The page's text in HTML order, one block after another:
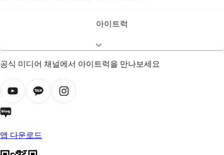
아이트럭
공식 미디어 채널에서 아이트럭을 만나보세요
앱 다운로드